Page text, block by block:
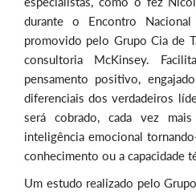
durante o Encontro
promovido pelo Grupo Cia de
consultoria McKinsey.
pensamento positivo,
diferenciais dos verdadeiros
será cobrado, cada vez
inteligência emocional
conhecimento ou a capacidade
Um estudo realizado pelo